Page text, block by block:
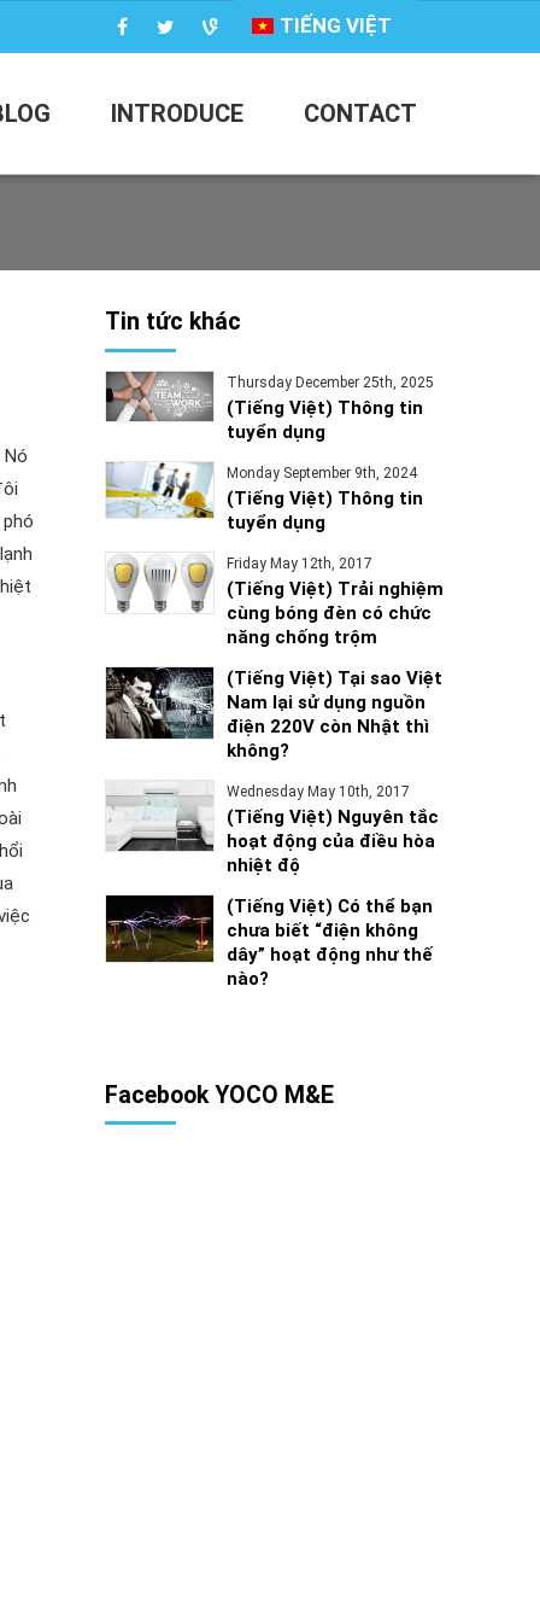
TIẾNG VIỆT
INTRODUCE CONTACT
Tin tức khác
Thursday December 25th, 2025
(Tiếng Việt) Thông tin
tuyển dụng
Monday September 9th, 2024
(Tiếng Việt) Thông tin
tuyển dụng
Friday May 12th, 2017
(Tiếng Việt) Trải nghiệm
cùng bóng đèn có chức
năng chống trộm
(Tiếng Việt) Tại sao Việt
Nam lại sử dụng nguồn
điện 220V còn Nhật thì
không?
Wednesday May 10th, 2017
(Tiếng Việt) Nguyên tắc
hoạt động của điều hòa
nhiệt độ
(Tiếng Việt) Có thể bạn
chưa biết “điện không
dây” hoạt động như thế
nào?
Facebook YOCO M&E